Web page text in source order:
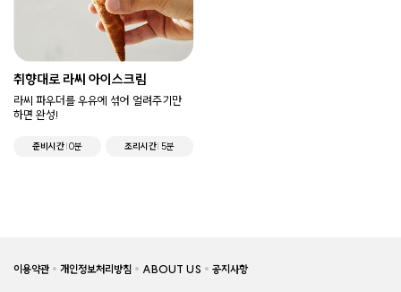
취향대로 라씨 아이스크림
라씨 파우더를 우유에 섞어 얼려주기만
하면 완성!
준비시간 0분 조리시간 5분
이용약관 개인정보처리방침 ABOUT US 공지사항